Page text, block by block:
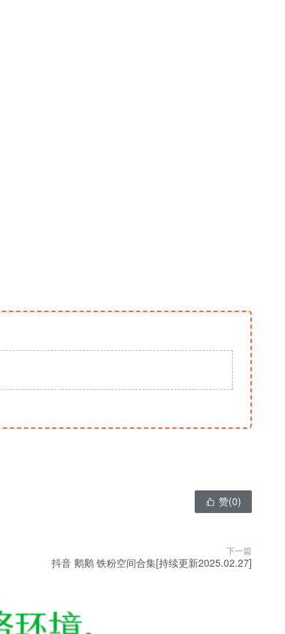
 赞(0)
下一篇
抖音 鹅鹅 铁粉空间合集[持续更新2025.02.27]